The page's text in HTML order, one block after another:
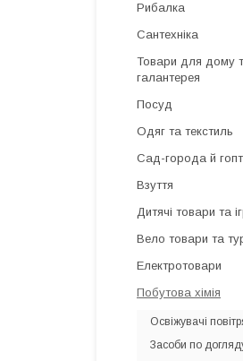
Рибалка
Сантехніка
Товари для дому
галантерея
Посуд
Одяг та текстиль
Сад-города й
Взуття
Дитячі товари та
Вело товари та
Електротовари
Побутова хімія
Освіжувачі
Засоби по